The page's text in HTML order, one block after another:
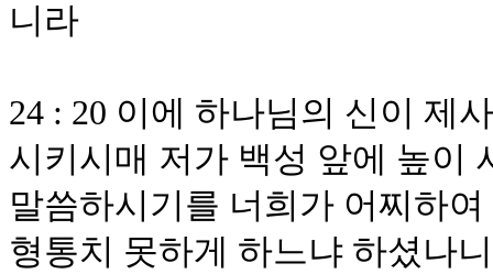
니라
24 : 20 이에 하나님의 신이 제
시키시매 저가 백성 앞에 높이
말씀하시기를 너희가 어찌하
형통치 못하게 하느냐 하셨나